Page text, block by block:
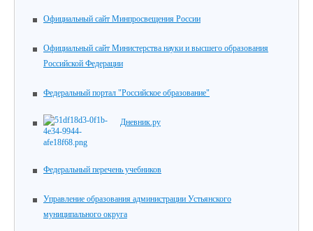
Официальный сайт Минпросвещения России
Официальный сайт Министерства науки и высшего образования
Российской Федерации
Федеральный портал "Российское образование"
Дневник.ру
Федеральный перечень учебников
Управление образования администрации Устьянского
муниципального округа